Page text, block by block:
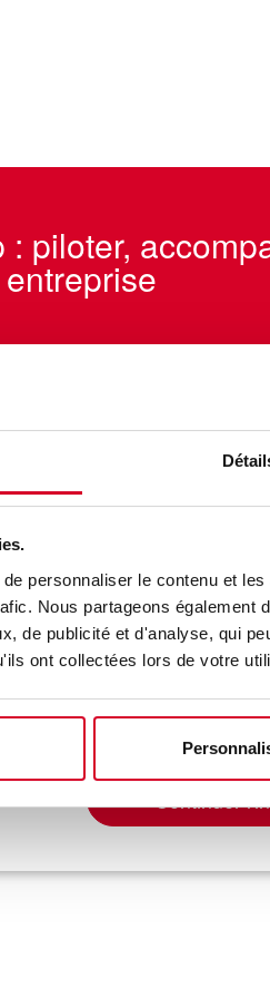
personnaliser le contenu et
Nous partageons également
de publicité et d'analyse, qui
ont collectées lors de votre
piloter,
- le 23/09/27 -
Continuer